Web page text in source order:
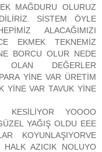
MAĞDURU OLURUZ
SİSTEM ÖYLE
ALACAĞIMIZI
EKMEK TEKNEMİZ
BORCU OLUR NEDE
OLAN DEĞERLER
YİNE VAR ÜRETİM
YİNE VAR TAVUK YİNE
KESİLİYOR YOOOO
YAĞIŞ OLDU EEE
KOYUNLAŞIYORVE
HALK AZICIK NOLUYO